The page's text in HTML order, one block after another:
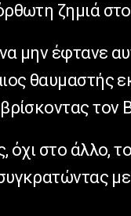
ζημιά στο
μην έφτανε
θαυμαστής
τον
όχι στο άλλο,